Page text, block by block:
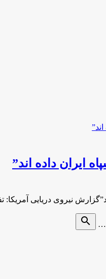
ایران داده اند”
نیروی دریایی
search